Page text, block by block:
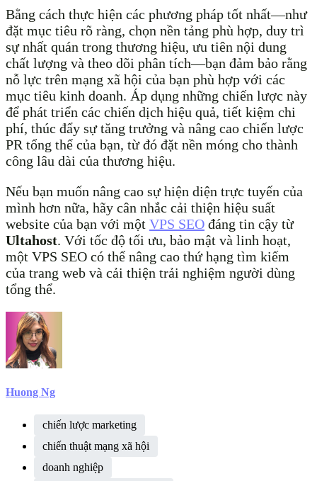
Bằng cách thực hiện các phương pháp tốt nhất—như
đặt mục tiêu rõ ràng, chọn nền tảng phù hợp, duy trì
sự nhất quán trong thương hiệu, ưu tiên nội dung
chất lượng và theo dõi phân tích—bạn đảm bảo rằng
nỗ lực trên mạng xã hội của bạn phù hợp với các
mục tiêu kinh doanh. Áp dụng những chiến lược này
để phát triển các chiến dịch hiệu quả, tiết kiệm chi
phí, thúc đẩy sự tăng trưởng và nâng cao chiến lược
PR tổng thể của bạn, từ đó đặt nền móng cho thành
công lâu dài của thương hiệu.
Nếu bạn muốn nâng cao sự hiện diện trực tuyến của
mình hơn nữa, hãy cân nhắc cải thiện hiệu suất
website của bạn với một VPS SEO đáng tin cậy từ
Ultahost. Với tốc độ tối ưu, bảo mật và linh hoạt,
một VPS SEO có thể nâng cao thứ hạng tìm kiếm
của trang web và cải thiện trải nghiệm người dùng
tổng thể.
Huong Ng
chiến lược marketing
chiến thuật mạng xã hội
doanh nghiệp